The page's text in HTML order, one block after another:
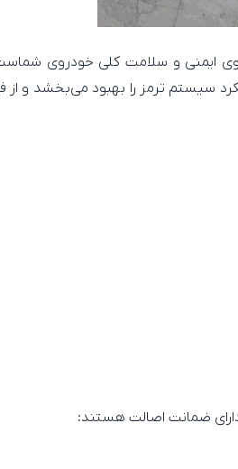
روی ایمنی و سلامت کلی خودروی
سیستم ترمز را بهبود می‌بخشد و از
ضمانت اصالت هستند: